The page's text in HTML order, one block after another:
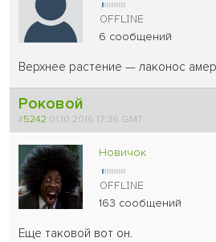
6 сообщений
Верхнее растение — лаконос
Роковой
#5242 01.10.2016 17:36 GMT
Новичок
163 сообщений
Еще таковой вот он.